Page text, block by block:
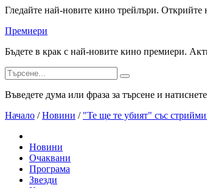
Гледайте най-новите кино трейлъри.
Премиери
Бъдете в крак с най-новите кино премиери.
Въведете дума или фраза за търсене и
Начало / Новини / "Те ще те убият" със
Новини
Очаквани
Програма
Звезди